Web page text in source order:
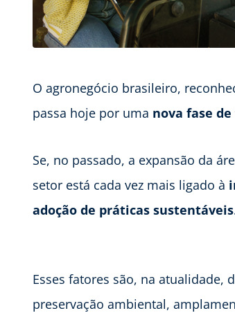
O agronegócio brasileiro,
passa hoje por uma nova fase
Se, no passado, a expansão da
setor está cada vez mais ligado à
adoção de práticas sustentáveis
Esses fatores são, na
preservação ambiental,